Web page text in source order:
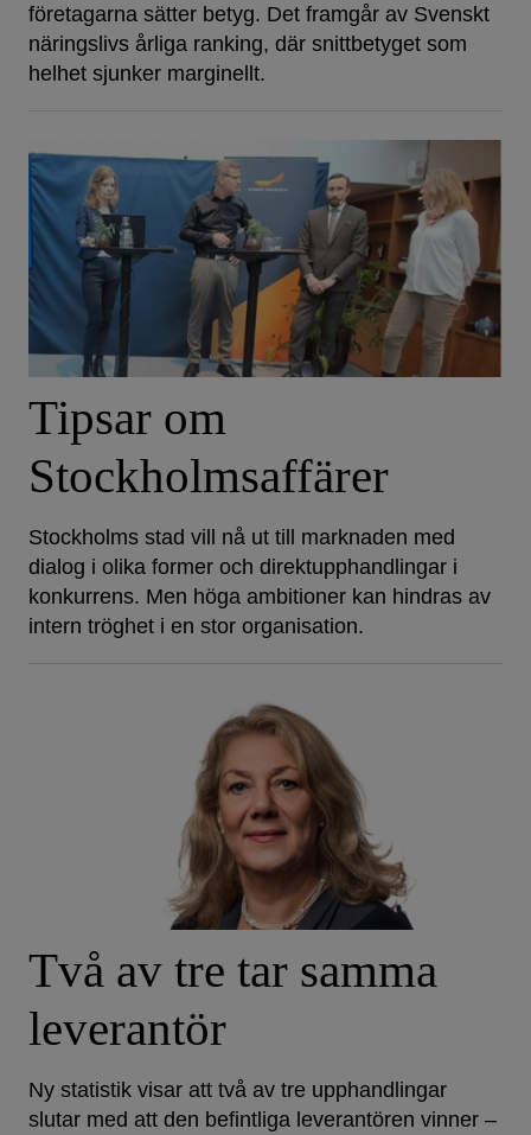
företagarna sätter betyg. Det framgår av Svenskt
näringslivs årliga ranking, där snittbetyget som
helhet sjunker marginellt.
Tipsar om
Stockholmsaffärer
Stockholms stad vill nå ut till marknaden med
dialog i olika former och direktupphandlingar i
konkurrens. Men höga ambitioner kan hindras av
intern tröghet i en stor organisation.
Två av tre tar samma
leverantör
Ny statistik visar att två av tre upphandlingar
slutar med att den befintliga leverantören vinner –